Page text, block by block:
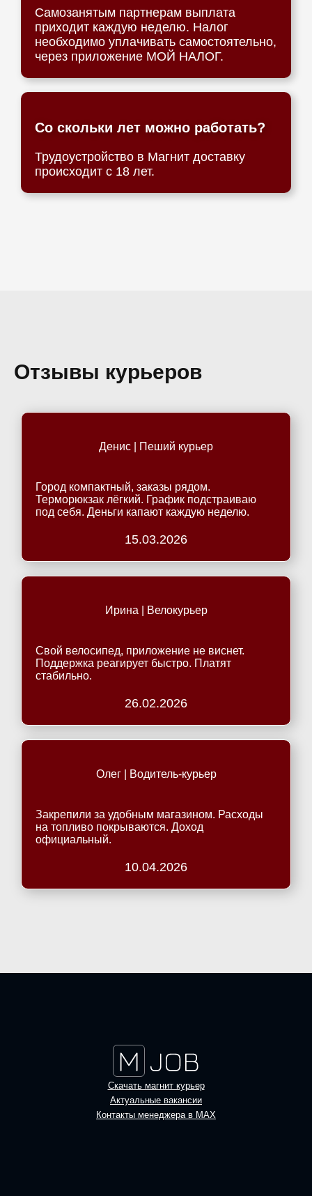
Самозанятым партнерам выплата
приходит каждую неделю. Налог
необходимо уплачивать самостоятельно,
через приложение МОЙ НАЛОГ.
Со скольки лет можно работать?
Трудоустройство в Магнит доставку
происходит с 18 лет.
Отзывы курьеров
Денис | Пеший курьер
Город компактный, заказы рядом.
Терморюкзак лёгкий. График подстраиваю
под себя. Деньги капают каждую неделю.
15.03.2026
Ирина | Велокурьер
Свой велосипед, приложение не виснет.
Поддержка реагирует быстро. Платят
стабильно.
26.02.2026
Олег | Водитель-курьер
Закрепили за удобным магазином. Расходы
на топливо покрываются. Доход
официальный.
10.04.2026
Скачать магнит курьер
Актуальные вакансии
Контакты менеджера в MAX